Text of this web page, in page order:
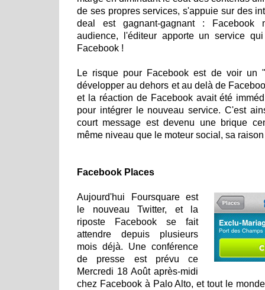
de ses propres services, s'appuie sur des
deal est gagnant-gagnant : Facebook
audience, l'éditeur apporte un service
Facebook !
Le risque pour Facebook est de voir un
développer au dehors et au delà de
et la réaction de Facebook avait été
pour intégrer le nouveau service. C'est
court message est devenu une brique
même niveau que le moteur social, sa
Facebook Places
Aujourd'hui Foursquare est
le nouveau Twitter, et la
riposte Facebook se fait
attendre depuis plusieurs
mois déjà. Une conférence
de presse est prévu ce
Mercredi 18 Août après-midi
chez Facebook à Palo Alto, et tout le